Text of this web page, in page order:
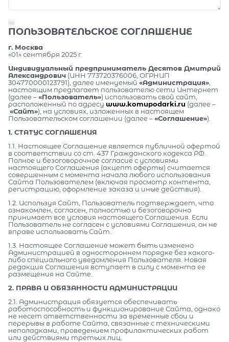
ПОЛЬЗОВАТЕЛЬСКОЕ СОГЛАШЕНИЕ
г. Москва
«01» сентября 2025 г.
Индивидуальный предприниматель Десятов Дмитрий
Александрович (ИНН 773720376006, ОГРНИП
304770000123791), далее именуемый «Администрация»
настоящим предлагает пользователю сети Интернет
(далее –«Пользователь») использовать свой сайт,
расположенный по адресу www.komupodarki.ru (далее –
«Сайт»), на условиях, изложенных в настоящем
Пользовательском соглашении (далее –«Соглашение»).
1. СТАТУС СОГЛАШЕНИЯ
1.1. Настоящее Соглашение является публичной офертой
в соответствии со ст. 437 Гражданского кодекса РФ.
Полное и безоговорочное согласие с условиями
настоящего Соглашения (акцепт оферты) считается
совершенным с момента начала любого использования
Сайта Пользователем (включая просмотр контента,
регистрацию, оформление заказа и иные действия).
1.2. Используя Сайт, Пользователь подтверждает, что
ознакомлен, согласен, полностью и безоговорочно
принимает все условия настоящего Соглашения. Если
Пользователь не согласен с условиями Соглашения, он не
вправе использовать Сайт.
1.3. Настоящее Соглашение может быть изменено
Администрацией в одностороннем порядке без какого-
либо специального уведомления Пользователя. Новая
редакция Соглашения вступает в силу с момента ее
размещения на Сайте.
2. ПРАВА И ОБЯЗАННОСТИ АДМИНИСТРАЦИИ
2.1. Администрация обязуется обеспечивать
работоспособность и функционирование Сайта, однако
не несет ответственности за временные сбои и
перерывы в работе Сайта, связанные с техническими
неполадками, проведением профилактических работ
или действиями третьих лиц.